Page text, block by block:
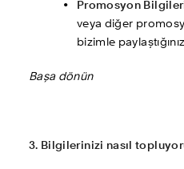
Promosyon
veya diğer
bizimle
Başa dönün
3. Bilgilerinizi nasıl